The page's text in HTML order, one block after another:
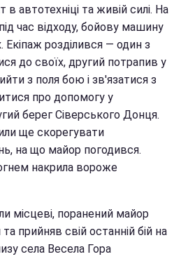
автотехніці та живій силі. На
час відходу, бойову машину
розділився — один з
до своїх, другий потрапив у
з поля бою і зв'язатися з
про допомогу у
берег Сіверського Донця.
ще скорегувати
на що майор погодився.
накрила вороже
місцеві, поранений майор
прийняв свій останній бій на
села Весела Гора